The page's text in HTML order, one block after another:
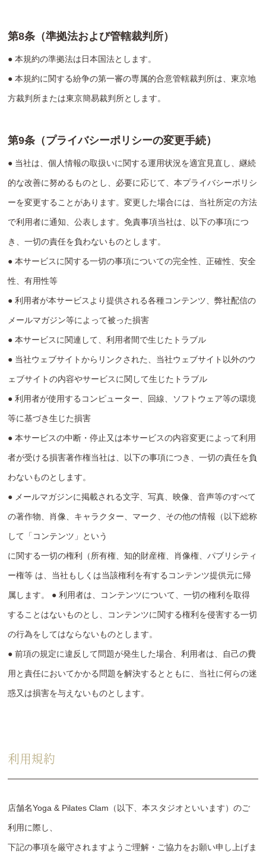
第8条（準拠法および管轄裁判所）
● 本規約の準拠法は日本国法とします。
● 本規約に関する紛争の第一審の専属的合意管轄裁判所は、東京地
方裁判所または東京簡易裁判所とします。
第9条（プライバシーポリシーの変更手続）
● 当社は、個人情報の取扱いに関する運用状況を適宜見直し、継続
的な改善に努めるものとし、必要に応じて、本プライバシーポリシ
ーを変更することがあります。変更した場合には、当社所定の方法
で利用者に通知、公表します。免責事項当社は、以下の事項につ
き、一切の責任を負わないものとします。
● 本サービスに関する一切の事項についての完全性、正確性、安全
性、有用性等
● 利用者が本サービスより提供される各種コンテンツ、弊社配信の
メールマガジン等によって被った損害
● 本サービスに関連して、利用者間で生じたトラブル
● 当社ウェブサイトからリンクされた、当社ウェブサイト以外のウ
ェブサイトの内容やサービスに関して生じたトラブル
● 利用者が使用するコンピューター、回線、ソフトウェア等の環境
等に基づき生じた損害
● 本サービスの中断・停止又は本サービスの内容変更によって利用
者が受ける損害著作権当社は、以下の事項につき、一切の責任を負
わないものとします。
● メールマガジンに掲載される文字、写真、映像、音声等のすべて
の著作物、肖像、キャラクター、マーク、その他の情報（以下総称
して「コンテンツ」という
に関する一切の権利（所有権、知的財産権、肖像権、パブリシティ
ー権等 は、当社もしくは当該権利を有するコンテンツ提供元に帰
属します。 ● 利用者は、コンテンツについて、一切の権利を取得
することはないものとし、コンテンツに関する権利を侵害する一切
の行為をしてはならないものとします。
● 前項の規定に違反して問題が発生した場合、利用者は、自己の費
用と責任においてかかる問題を解決するとともに、当社に何らの迷
惑又は損害を与えないものとします。
利用規約
店舗名Yoga & Pilates Clam（以下、本スタジオといいます）のご
利用に際し、
下記の事項を厳守されますようご理解・ご協力をお願い申し上げま